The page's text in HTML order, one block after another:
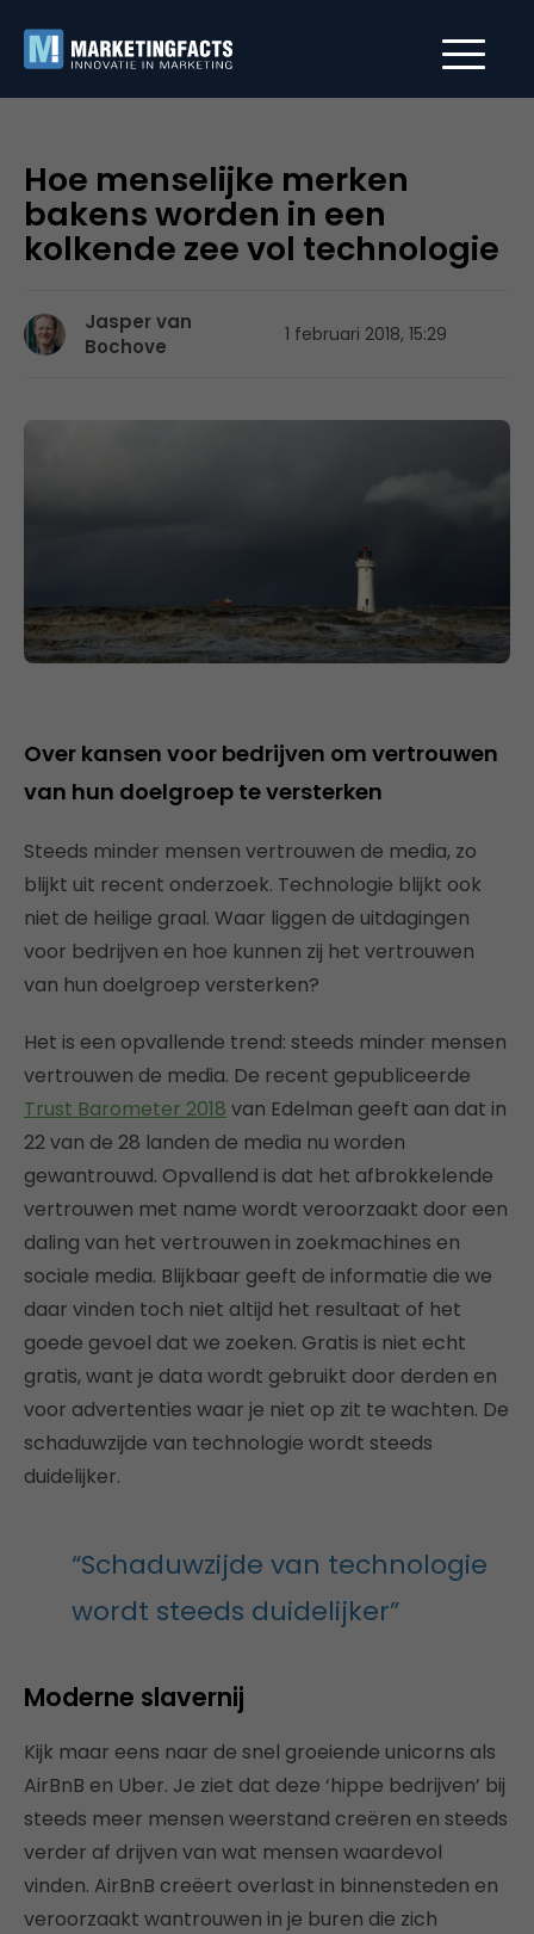
Hoe menselijke merken
bakens worden in een
kolkende zee vol technologie
Jasper van
Bochove
1 februari 2018, 15:29
Over kansen voor bedrijven om vertrouwen
van hun doelgroep te versterken
Steeds minder mensen vertrouwen de media, zo
blijkt uit recent onderzoek. Technologie blijkt ook
niet de heilige graal. Waar liggen de uitdagingen
voor bedrijven en hoe kunnen zij het vertrouwen
van hun doelgroep versterken?
Het is een opvallende trend: steeds minder mensen
vertrouwen de media. De recent gepubliceerde
Trust Barometer 2018 van Edelman geeft aan dat in
22 van de 28 landen de media nu worden
gewantrouwd. Opvallend is dat het afbrokkelende
vertrouwen met name wordt veroorzaakt door een
daling van het vertrouwen in zoekmachines en
sociale media. Blijkbaar geeft de informatie die we
daar vinden toch niet altijd het resultaat of het
goede gevoel dat we zoeken. Gratis is niet echt
gratis, want je data wordt gebruikt door derden en
voor advertenties waar je niet op zit te wachten. De
schaduwzijde van technologie wordt steeds
duidelijker.
“Schaduwzijde van technologie
wordt steeds duidelijker”
Moderne slavernij
Kijk maar eens naar de snel groeiende unicorns als
AirBnB en Uber. Je ziet dat deze ‘hippe bedrijven’ bij
steeds meer mensen weerstand creëren en steeds
verder af drijven van wat mensen waardevol
vinden. AirBnB creëert overlast in binnensteden en
veroorzaakt wantrouwen in je buren die zich